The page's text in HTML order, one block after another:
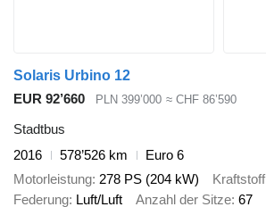
Solaris Urbino 12
EUR 92’660
PLN 399’000 ≈ CHF 86’590
Stadtbus
2016
578’526 km
Euro 6
Motorleistung 278 PS (204 kW) Kraftstoff
Federung Luft/Luft Anzahl der Sitze 67